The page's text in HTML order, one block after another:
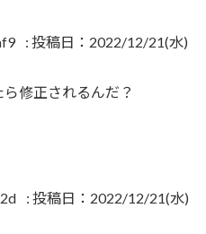
: 投稿日：2022/12/21(水)
修正されるんだ？
: 投稿日：2022/12/21(水)